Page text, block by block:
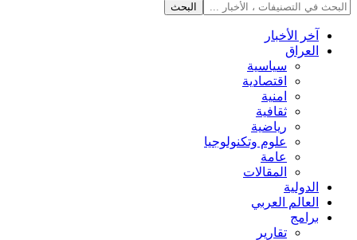
آخر الأخبار
العراق
سياسية
اقتصادية
امنية
ثقافية
رياضية
علوم وتكنولوجيا
عامة
المقالات
الدولية
العالم العربي
برامج
تقارير